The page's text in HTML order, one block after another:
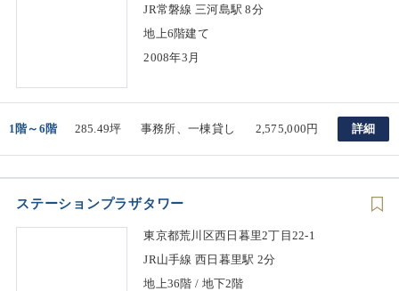
JR常磐線 三河島駅 8分
地上6階建て
2008年3月
1階～6階 285.49坪 事務所、一棟貸し 2,575,000円 詳細
ステーションプラザタワー
東京都荒川区西日暮里2丁目22-1
JR山手線 西日暮里駅 2分
地上36階 / 地下2階